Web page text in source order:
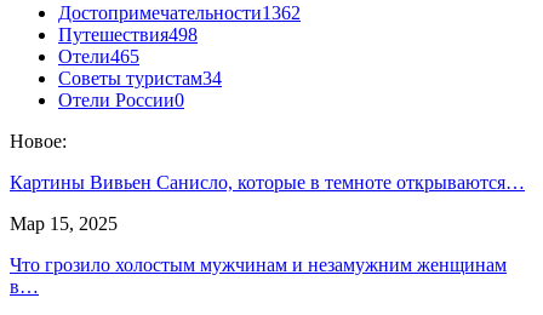
Достопримечательности1362
Путешествия498
Отели465
Советы туристам34
Отели России0
Новое:
Картины Вивьен Санисло, которые в темноте открываются…
Мар 15, 2025
Что грозило холостым мужчинам и незамужним женщинам
в…